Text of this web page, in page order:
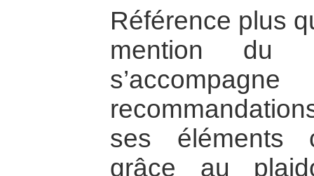
Référence plus
mention
ses éléments
grâce au